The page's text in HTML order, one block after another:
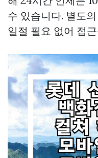
수 있습니다. 별도
일절 필요 없어 접